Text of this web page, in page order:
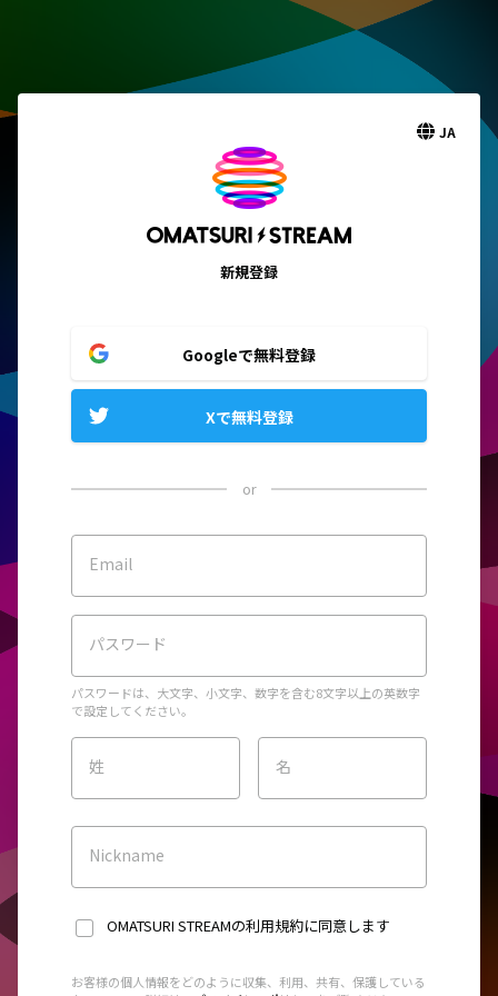
JA
新規登録
Googleで無料登録
Xで無料登録
or
Email
パスワード
パスワードは、大文字、小文字、数字を含む8文字以上の英数字
で設定してください。
姓 名
Nickname
OMATSURI STREAMの利用規約に同意します
お客様の個人情報をどのように収集、利用、共有、保護している